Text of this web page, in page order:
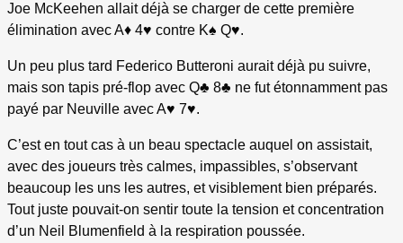
Joe McKeehen allait déjà se charger de cette première
élimination avec A♦ 4♥ contre K♠ Q♥.
Un peu plus tard Federico Butteroni aurait déjà pu suivre,
mais son tapis pré-flop avec Q♣ 8♣ ne fut étonnamment pas
payé par Neuville avec A♥ 7♥.
C’est en tout cas à un beau spectacle auquel on assistait,
avec des joueurs très calmes, impassibles, s’observant
beaucoup les uns les autres, et visiblement bien préparés.
Tout juste pouvait-on sentir toute la tension et concentration
d’un Neil Blumenfield à la respiration poussée.